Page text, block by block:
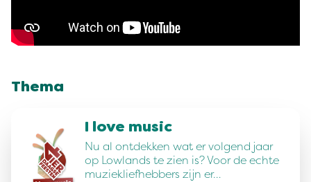
Thema
I love music
Nu al ontdekken wat er volgend jaar
op Lowlands te zien is? Voor de echte
muziekliefhebbers zijn er…